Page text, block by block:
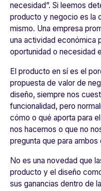
necesidad”. Si leemos
producto y negocio es la
mismo. Una empresa
una actividad económica
oportunidad o necesidad
El producto en sí es el
propuesta de valor de
diseño, siempre nos
funcionalidad, pero
cómo o qué aporta para
nos hacemos o que no
pregunta que para
No es una novedad que
producto y el diseño
sus ganancias dentro de